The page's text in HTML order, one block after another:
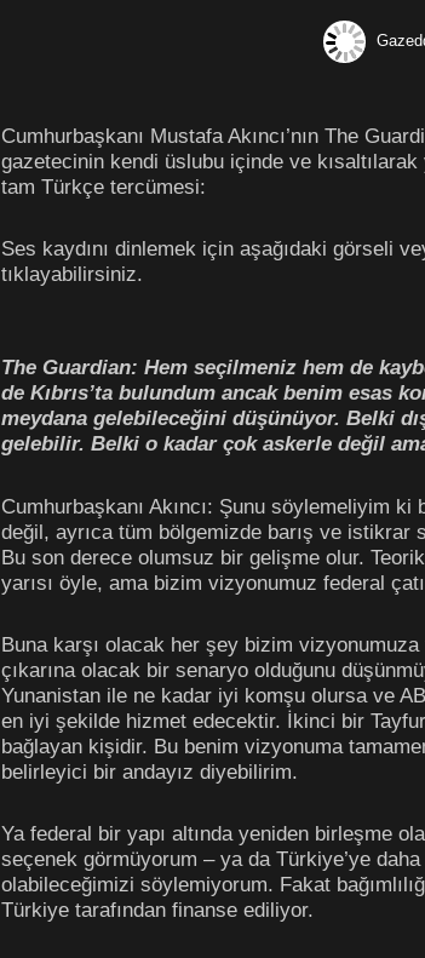
Cumhurbaşkanı Mustafa Akıncı’nın The
gazetecinin kendi üslubu içinde ve
tam Türkçe tercümesi:
Ses kaydını dinlemek için aşağıdaki görseli
tıklayabilirsiniz.
The Guardian: Hem seçilmeniz hem de
de Kıbrıs’ta bulundum ancak benim esas
meydana gelebileceğini düşünüyor. Belki
gelebilir. Belki o kadar çok askerle değil
Cumhurbaşkanı Akıncı: Şunu söylemeliyim
değil, ayrıca tüm bölgemizde barış ve istikrar
Bu son derece olumsuz bir gelişme olur.
yarısı öyle, ama bizim vizyonumuz federal
Buna karşı olacak her şey bizim vizyonumuza
çıkarına olacak bir senaryo olduğunu
Yunanistan ile ne kadar iyi komşu olursa ve
en iyi şekilde hizmet edecektir. İkinci bir
bağlayan kişidir. Bu benim vizyonuma
belirleyici bir andayız diyebilirim.
Ya federal bir yapı altında yeniden birleşme
seçenek görmüyorum – ya da Türkiye’ye
olabileceğimizi söylemiyorum. Fakat
Türkiye tarafından finanse ediliyor.